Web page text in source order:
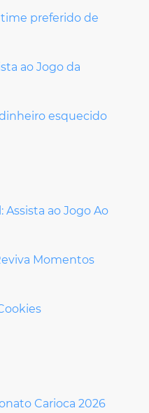
preferido de
ao Jogo da
esquecido
ao Jogo Ao
Momentos
Carioca 2026